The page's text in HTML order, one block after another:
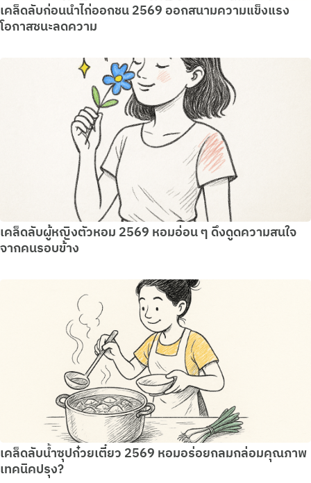
เคล็ดลับก่อนนำไก่ออกชน 2569 ออกสนามความแข็งแรง
โอกาสชนะลดความ
เคล็ดลับผู้หญิงตัวหอม 2569 หอมอ่อน ๆ ดึงดูดความสนใจ
จากคนรอบข้าง
เคล็ดลับน้ำซุปก๋วยเตี๋ยว 2569 หอมอร่อยกลมกล่อมคุณภาพ
เทคนิคปรุง?